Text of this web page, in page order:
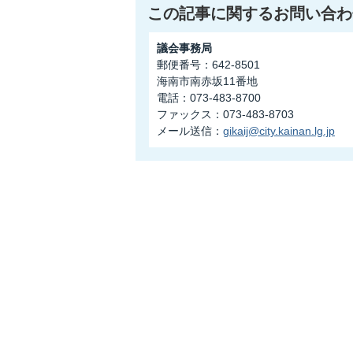
この記事に関するお問い合
議会事務局
郵便番号：642-8501
海南市南赤坂11番地
電話：073-483-8700
ファックス：073-483-8703
メール送信： gikaij@city.kainan.lg.jp